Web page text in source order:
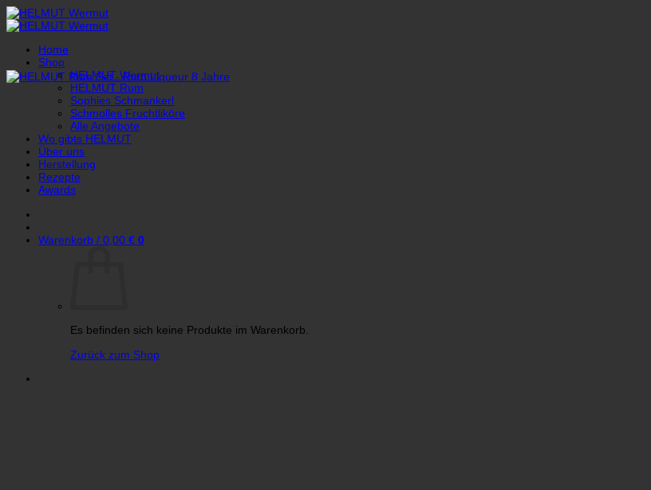
Zum
Inhalt
Home
Shop
HELMUT Wermut
HELMUT Rum
Sophies Schmankerl
Schmolles Fruchtliköre
Alle Angebote
Wo gibts HELMUT
Über uns
Herstellung
Rezepte
Awards
Warenkorb / 0,00 € 0
Es befinden sich keine Produkte im Warenkorb.
Zurück zum Shop